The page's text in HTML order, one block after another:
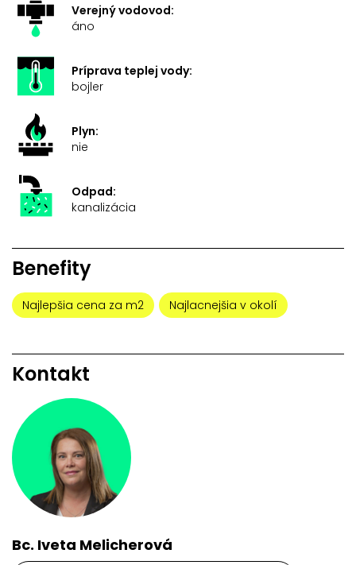
Verejný vodovod:
áno
Príprava teplej vody:
bojler
Plyn:
nie
Odpad:
kanalizácia
Benefity
Najlepšia cena za m2 Najlacnejšia v okolí
Kontakt
Bc. Iveta Melicherová